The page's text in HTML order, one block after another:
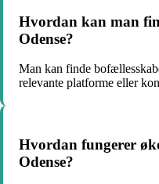
Hvordan kan man
Odense?
Man kan finde
relevante platforme eller
Hvordan fungerer
Odense?